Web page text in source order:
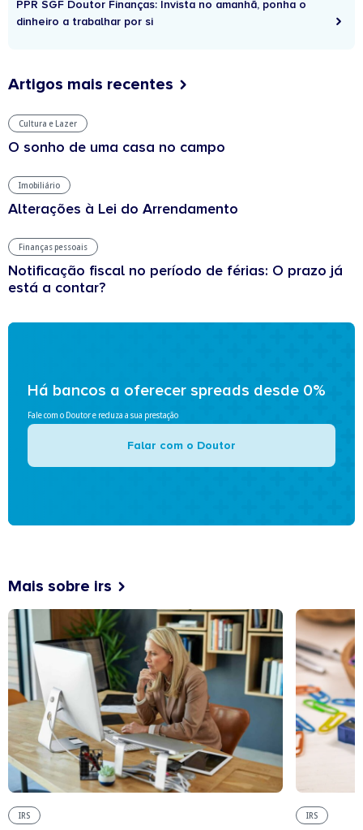
PPR SGF Doutor Finanças: Invista no amanhã, ponha o
dinheiro a trabalhar por si
Artigos mais recentes
Cultura e Lazer
O sonho de uma casa no campo
Imobiliário
Alterações à Lei do Arrendamento
Finanças pessoais
Notificação fiscal no período de férias: O prazo já
está a contar?
Há bancos a oferecer spreads desde 0%
Fale com o Doutor e reduza a sua prestação
Falar com o Doutor
Mais sobre irs
IRS IRS